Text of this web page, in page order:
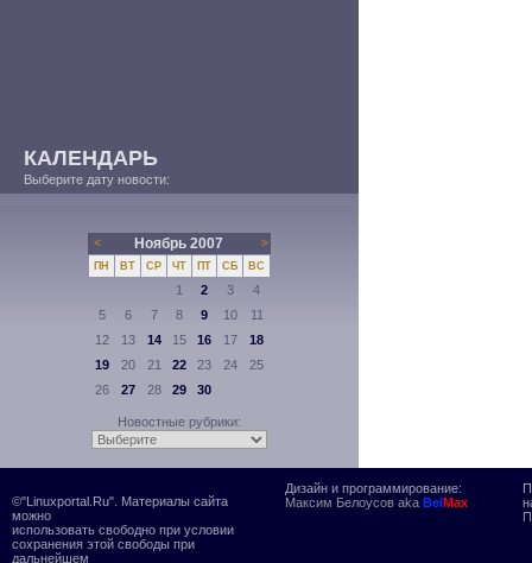
КАЛЕНДАРЬ
Выберите дату новости:
< Ноябрь 2007 >
ПН ВТ СР ЧТ ПТ СБ ВС
1 2 3
4
5
6 7 8 9 10
11
12
13 14 15 16 17
18
19
20 21 22 23 24
25
26
27 28 29 30
Новостные рубрики:
©"Linuxportal.Ru". Материалы сайта
можно
использовать свободно при условии
сохранения этой свободы при
дальнейшем
Дизайн и программирование:
Максим Белоусов aka BelMax